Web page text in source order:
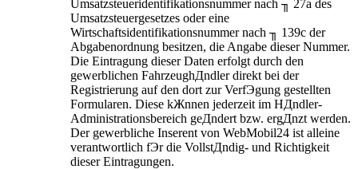
Umsatzsteueridentifikationsnummer nach ╖ 27a des
Umsatzsteuergesetzes oder eine
Wirtschaftsidentifikationsnummer nach ╖ 139c der
Abgabenordnung besitzen, die Angabe dieser Nummer.
Die Eintragung dieser Daten erfolgt durch den
gewerblichen FahrzeughДndler direkt bei der
Registrierung auf den dort zur VerfЭgung gestellten
Formularen. Diese kЖnnen jederzeit im HДndler-
Administrationsbereich geДndert bzw. ergДnzt werden.
Der gewerbliche Inserent von WebMobil24 ist alleine
verantwortlich fЭr die VollstДndig- und Richtigkeit
dieser Eintragungen.